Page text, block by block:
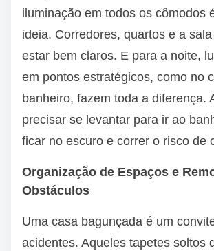
iluminação em todos os cômodos
ideia. Corredores, quartos e a
estar bem claros. E para a noite,
em pontos estratégicos, como no
banheiro, fazem toda a diferença.
precisar se levantar para ir ao
ficar no escuro e correr o risco de
Organização de Espaços e
Obstáculos
Uma casa bagunçada é um
acidentes. Aqueles tapetes soltos